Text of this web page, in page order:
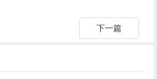
下一篇